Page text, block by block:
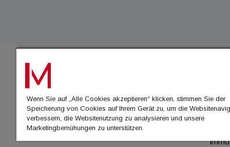
Wenn Sie auf „Alle Cookies akzeptieren“ klicken, stimmen Sie der
Speicherung von Cookies auf Ihrem Gerät zu, um die
verbessern, die Websitenutzung zu analysieren und unsere
Marketingbemühungen zu unterstützen.